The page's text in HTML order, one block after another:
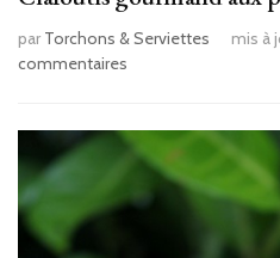
par Torchons & Serviettes mis à
commentaires
aux
pêches